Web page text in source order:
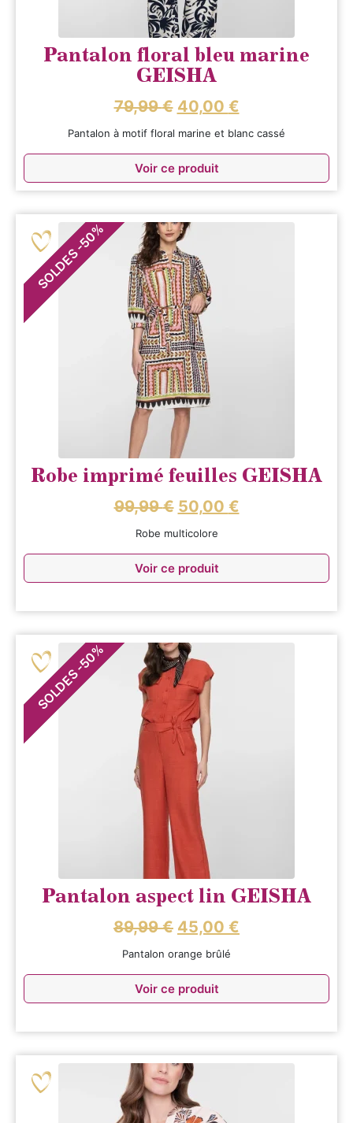
Pantalon floral bleu marine
GEISHA
79,99€ 40,00 €
Pantalon à motif floral marine et blanc cassé
Voir ce produit
SOLDES
-
50
%
Robe imprimé feuilles GEISHA
99,99€ 50,00 €
Robe multicolore
Voir ce produit
SOLDES
-
50
%
Pantalon aspect lin GEISHA
89,99€ 45,00 €
Pantalon orange brûlé
Voir ce produit